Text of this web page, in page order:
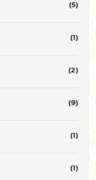
(5)
(1)
(2)
(9)
(1)
(1)